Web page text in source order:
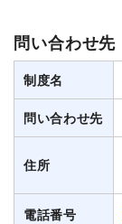
問い合わせ先
制度名
問い合わせ先
住所
電話番号